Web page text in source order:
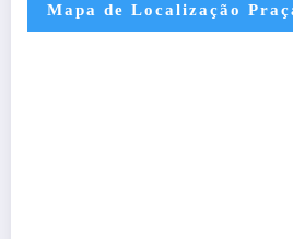
Mapa de Localização